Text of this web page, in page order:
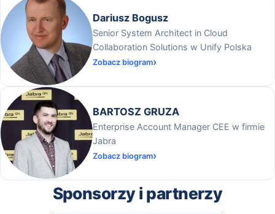
Dariusz Bogusz
Senior System Architect in Cloud
Collaboration Solutions w Unify Polska
Zobacz biogram
BARTOSZ GRUZA
Enterprise Account Manager CEE w firmie
Jabra
Zobacz biogram
Sponsorzy i partnerzy